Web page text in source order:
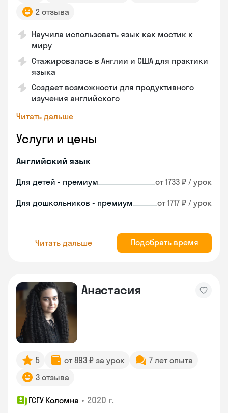
2 отзыва
Научила использовать язык как мостик к
миру
Стажировалась в Англии и США для практики
языка
Создает возможности для продуктивного
изучения английского
Читать дальше
Услуги и цены
Английский язык
Для детей - премиум от 1733 ₽ / урок
Для дошкольников - премиум от 1717 ₽ / урок
Читать дальше Подобрать время
Анастасия
5 от 893 ₽ за урок
7 лет опыта
3 отзыва
ГСГУ Коломна • 2020 г.